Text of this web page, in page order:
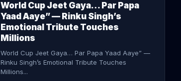
World Cup Jeet Gaya… Par Papa
Yaad Aaye” — Rinku Singh’s
Emotional Tribute Touches
Millions
World Cup Jeet Gaya… Par Papa Yaad Aaye” —
Rinku Singh’s Emotional Tribute Touches
Millions...